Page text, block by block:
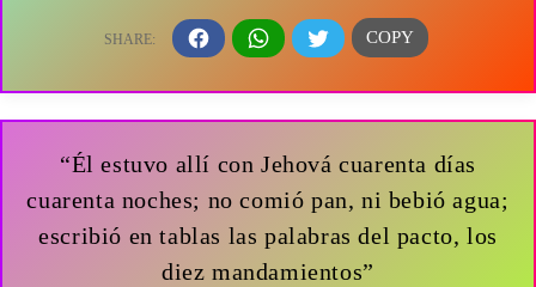
“Él estuvo allí con Jehová cuarenta días
cuarenta noches; no comió pan, ni bebió agua;
escribió en tablas las palabras del pacto, los
diez mandamientos”